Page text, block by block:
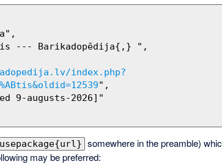
index.php?
",
somewhere in the preamble)
may be preferred: